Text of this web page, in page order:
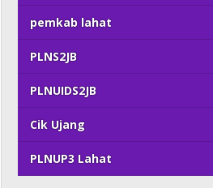
pemkab lahat
PLNS2JB
PLNUIDS2JB
Cik Ujang
PLNUP3 Lahat